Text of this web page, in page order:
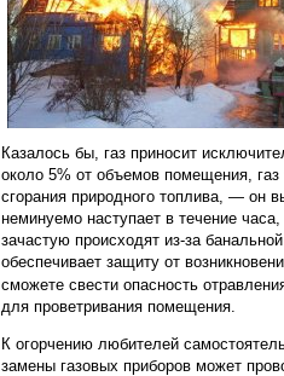
Казалось бы, газ приносит
около 5% от объемов помещения,
сгорания природного топлива, — он
неминуемо наступает в течение
зачастую происходят из-за
обеспечивает защиту от
сможете свести опасность
для проветривания помещения.
К огорчению любителей
замены газовых приборов может